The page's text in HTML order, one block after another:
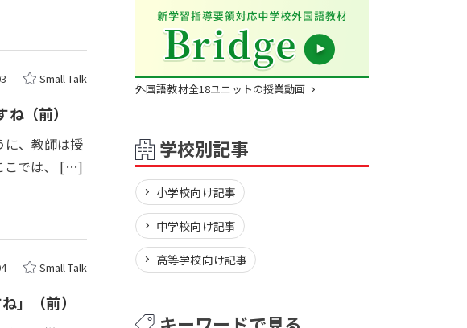
Small Talk
（前）
に、教師は授
こでは、 […]
Small Talk
」（前）
外国語教材全18ユニットの授業動画
学校別記事
小学校向け記事
中学校向け記事
高等学校向け記事